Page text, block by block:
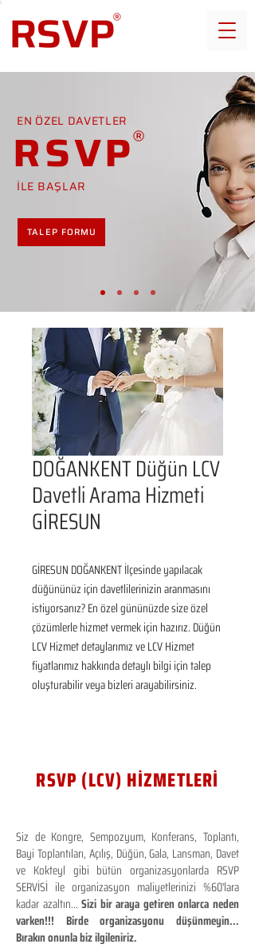
EN ÖZEL DAVETLER
RSVP
İLE BAŞLAR
TALEP FORMU
DOĞANKENT Düğün LCV
Davetli Arama Hizmeti
GİRESUN
GİRESUN DOĞANKENT İlçesinde yapılacak
düğününüz için davetlilerinizin aranmasını
istiyorsanız? En özel gününüzde size özel
çözümlerle hizmet vermek için hazırız. Düğün
LCV Hizmet detaylarımız ve LCV Hizmet
fiyatlarımız hakkında detaylı bilgi için talep
oluşturabilir veya bizleri arayabilirsiniz.
RSVP (LCV) HİZMETLERİ
Siz de Kongre, Sempozyum, Konferans, Toplantı,
Bayi Toplantıları, Açılış, Düğün, Gala, Lansman, Davet
ve Kokteyl gibi bütün organizasyonlarda RSVP
SERVİSİ ile organizasyon maliyetlerinizi %60'lara
kadar azaltın...Sizi bir araya getiren onlarca neden
varken!!! Birde organizasyonu düşünmeyin...
Bırakın onunla biz ilgileniriz.